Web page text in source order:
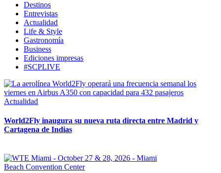
Destinos
Entrevistas
Actualidad
Life & Style
Gastronomía
Business
Ediciones impresas
#SCPLIVE
Actualidad
World2Fly inaugura su nueva ruta directa entre Madrid y
Cartagena de Indias